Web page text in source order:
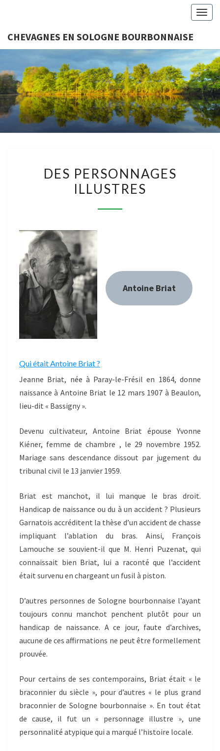
CHEVAGNES EN SOLOGNE BOURBONNAISE
Association
Loi 1901
PERSONNAGES
ILLUSTRES
DES PERSONNAGES
ILLUSTRES
Antoine Briat
Qui était Antoine Briat ?
Jeanne Briat, née à Paray-le-Frésil en 1864, donne
naissance à Antoine Briat le 12 mars 1907 à Beaulon,
lieu-dit « Bassigny ».
Devenu cultivateur, Antoine Briat épouse Yvonne
Kiéner, femme de chambre , le 29 novembre 1952.
Mariage sans descendance dissout par jugement du
tribunal civil le 13 janvier 1959.
Briat est manchot, il lui manque le bras droit.
Handicap de naissance ou du à un accident ? Plusieurs
Garnatois accréditent la thèse d’un accident de chasse
impliquant l’ablation du bras. Ainsi, François
Lamouche se souvient-il que M. Henri Puzenat, qui
connaissait bien Briat, lui a raconté que l’accident
était survenu en chargeant un fusil à piston.
D’autres personnes de Sologne bourbonnaise l’ayant
toujours connu manchot penchent plutôt pour un
handicap de naissance. A ce jour, faute d’archives,
aucune de ces affirmations ne peut être formellement
prouvée.
Pour certains de ses contemporains, Briat était « le
braconnier du siècle », pour d’autres « le plus grand
braconnier de Sologne bourbonnaise ». En tout état
de cause, il fut un « personnage illustre », une
personnalité atypique qui a marqué l’histoire locale.